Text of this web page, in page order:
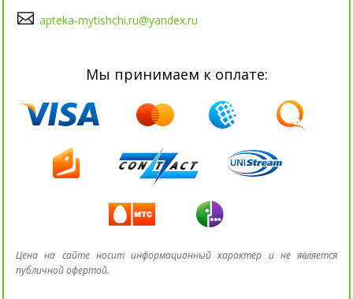
apteka-mytishchi.ru@yandex.ru
Мы принимаем к оплате:
Цена на сайте носит информационный характер и не является
публичной офертой.